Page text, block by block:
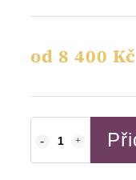
od 8 400 Kč